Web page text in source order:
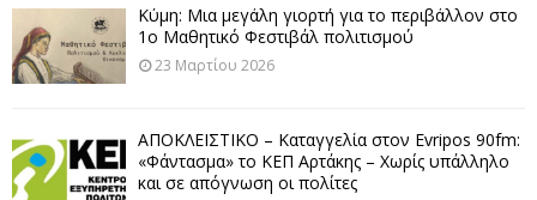
Κύμη: Μια μεγάλη γιορτή για το περιβάλλον στο
1ο Μαθητικό Φεστιβάλ πολιτισμού
23 Μαρτίου 2026
ΑΠΟΚΛΕΙΣΤΙΚΟ – Καταγγελία στον Evripos 90fm:
«Φάντασμα» το ΚΕΠ Αρτάκης – Χωρίς υπάλληλο
και σε απόγνωση οι πολίτες